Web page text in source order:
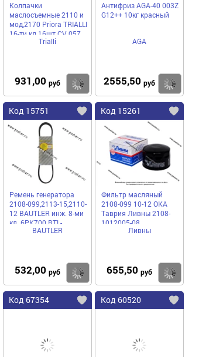
Колпачки
маслосъемные 2110 и
мод,2170 Priora TRIALLI
16-ти кл 16шт СV 057
Trialli
931,00 руб Купить
Антифриз AGA-40 003Z
G12++ 10кг красный
AGA
2555,50 руб
Код 15751
Ремень генератора
2108-099,2113-15,2110-
12 BAUTLER инж. 8-ми
кл. 6PK700 BTL-
0082BAVBAUTLER
532,00 руб Купить
Код 15261
Фильтр масляный
2108-099 10-12 ОКА
Таврия Ливны 2108-
1012005-08
Ливны
655,50 руб
Код 67354 Код 60520